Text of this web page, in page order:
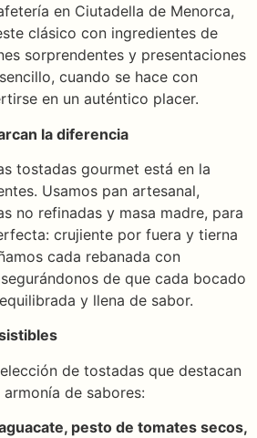
en Ciutadella de Menorca,
clásico con ingredientes de
sorprendentes y presentaciones
cuando se hace con
en un auténtico placer.
la diferencia
tostadas gourmet está en la
Usamos pan artesanal,
no refinadas y masa madre, para
crujiente por fuera y tierna
cada rebanada con
de que cada bocado
y llena de sabor.
de tostadas que destacan
de sabores:
pesto de tomates secos,